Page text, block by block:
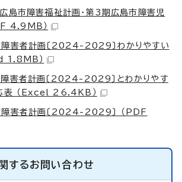
市障害福祉計画・第3期広島市障害児
4.9MB）
害者計画〔2024-2029〕わかりやすい
1.8MB）
害者計画〔2024-2029〕とわかりやす
応表 （Excel 26.4KB）
害者計画〔2024-2029〕 （PDF
するお問い合わせ